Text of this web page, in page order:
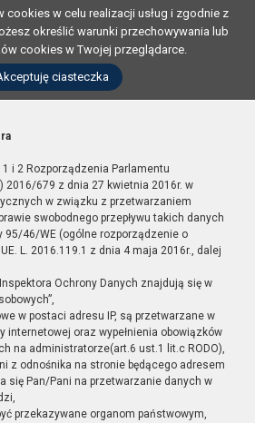
cookies w celu realizacji usług i zgodnie z
określić warunki przechowywania lub
cookies w Twojej przeglądarce.
ciasteczka
i 2 Rozporządzenia Parlamentu
2016/679 z dnia 27 kwietnia 2016r. w
w związku z przetwarzaniem
swobodnego przepływu takich danych
95/46/WE (ogólne rozporządzenie o
L. 2016.119.1 z dnia 4 maja 2016r., dalej
Ochrony Danych znajdują się w
w postaci adresu IP, są przetwarzane w
internetowej oraz wypełnienia obowiązków
na administratorze(art.6 ust.1 lit.c RODO),
z odnośnika na stronie będącego adresem
się Pan/Pani na przetwarzanie danych w
przekazywane organom państwowym,